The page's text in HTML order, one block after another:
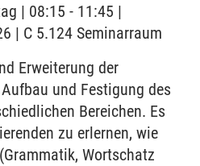
| 08:15 - 11:45 |
| C 5.124 Seminarraum
Erweiterung der
und Festigung des
Bereichen. Es
zu erlernen, wie
Wortschatz